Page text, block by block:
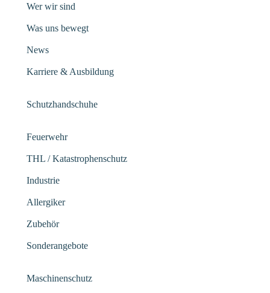
Wer wir sind
Was uns bewegt
News
Karriere & Ausbildung
Schutzhandschuhe
Feuerwehr
THL / Katastrophenschutz
Industrie
Allergiker
Zubehör
Sonderangebote
Maschinenschutz